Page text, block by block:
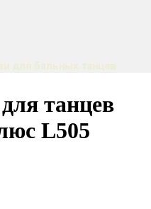
танцев
L505